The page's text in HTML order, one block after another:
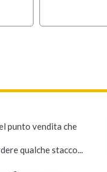
punto vendita che
qualche stacco...